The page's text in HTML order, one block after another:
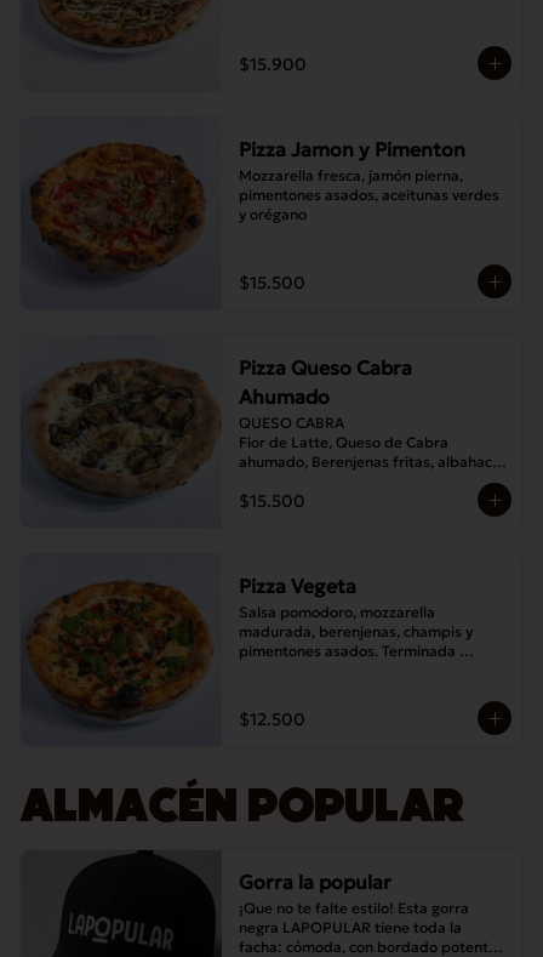
$15.900
Pizza Jamon y Pimenton
Mozzarella fresca, jamón pierna,
pimentones asados, aceitunas verdes
y orégano
$15.500
Pizza Queso Cabra
Ahumado
QUESO CABRA
Fior de Latte, Queso de Cabra
ahumado, Berenjenas fritas, albahaca ,
$15.500
Pizza Vegeta
Salsa pomodoro, mozzarella
madurada, berenjenas, champis y
pimentones asados. Terminada
$12.500
ALMACÉN POPULAR
Gorra la popular
¡Que no te falte estilo! Esta gorra
negra LAPOPULAR tiene toda la
facha: cómoda, con bordado potente y